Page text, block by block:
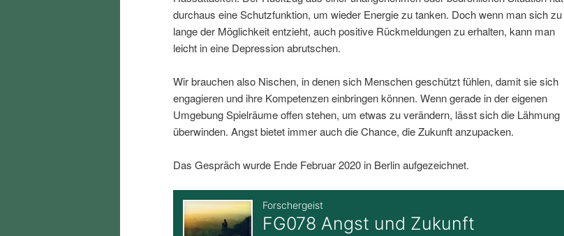
g
n
i
g
e
n
durchaus eine Schutzfunktion, um wieder Energie zu tanken. Doch wenn man sich zu
lange der Möglichkeit entzieht, auch positive Rückmeldungen zu erhalten, kann man
leicht in eine Depression abrutschen.
Wir brauchen also Nischen, in denen sich Menschen geschützt fühlen, damit sie sich
engagieren und ihre Kompetenzen einbringen können. Wenn gerade in der eigenen
Umgebung Spielräume offen stehen, um etwas zu verändern, lässt sich die Lähmung
überwinden. Angst bietet immer auch die Chance, die Zukunft anzupacken.
Das Gespräch wurde Ende Februar 2020 in Berlin aufgezeichnet.